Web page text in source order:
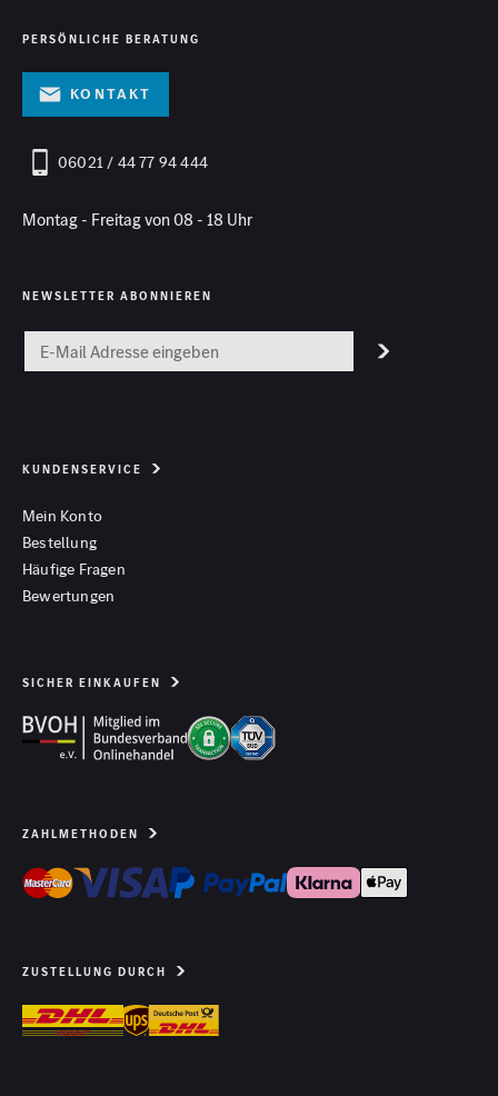
PERSÖNLICHE BERATUNG
Kontakt
06021 / 44 77 94 444
Montag - Freitag von 08 - 18 Uhr
NEWSLETTER ABONNIEREN
KUNDENSERVICE
Mein Konto
Bestellung
Häufige Fragen
Bewertungen
SICHER EINKAUFEN
ZAHLMETHODEN
ZUSTELLUNG DURCH